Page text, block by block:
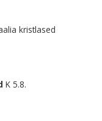
kristlased
K 5.8.